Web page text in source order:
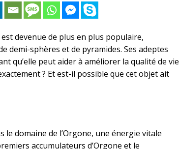
devenue de plus en plus populaire,
demi-sphères et de pyramides. Ses adeptes
qu’elle peut aider à améliorer la qualité de vie
? Et est-il possible que cet objet ait
le domaine de l’Orgone, une énergie vitale
accumulateurs d’Orgone et le